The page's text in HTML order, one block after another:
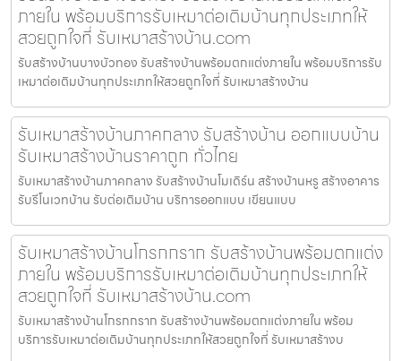
ภายใน พร้อมบริการรับเหมาต่อเติมบ้านทุกประเภทให้
สวยถูกใจที่ รับเหมาสร้างบ้าน.com
รับสร้างบ้านบางบัวทอง รับสร้างบ้านพร้อมตกแต่งภายใน พร้อมบริการรับ
เหมาต่อเติมบ้านทุกประเภทให้สวยถูกใจที่ รับเหมาสร้างบ้าน
รับเหมาสร้างบ้านภาคกลาง รับสร้างบ้าน ออกแบบบ้าน
รับเหมาสร้างบ้านราคาถูก ทั่วไทย
รับเหมาสร้างบ้านภาคกลาง รับสร้างบ้านโมเดิร์น สร้างบ้านหรู สร้างอาคาร
รับรีโนเวทบ้าน รับต่อเติมบ้าน บริการออกแบบ เขียนแบบ
รับเหมาสร้างบ้านโกรกกราก รับสร้างบ้านพร้อมตกแต่ง
ภายใน พร้อมบริการรับเหมาต่อเติมบ้านทุกประเภทให้
สวยถูกใจที่ รับเหมาสร้างบ้าน.com
รับเหมาสร้างบ้านโกรกกราก รับสร้างบ้านพร้อมตกแต่งภายใน พร้อม
บริการรับเหมาต่อเติมบ้านทุกประเภทให้สวยถูกใจที่ รับเหมาสร้างบ